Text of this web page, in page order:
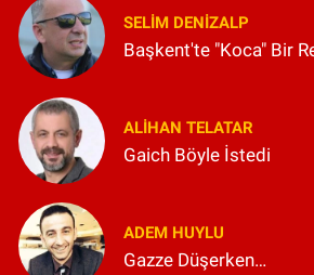
SELIM DENİZALP
Başkent'te "Koca" Bir
ALIHAN TELATAR
Gaich Böyle İstedi
ADEM HUYLU
Gazze Düşerken…